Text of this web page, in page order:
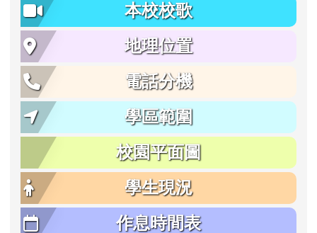
本校校歌
地理位置
電話分機
學區範圍
校園平面圖
學生現況
作息時間表